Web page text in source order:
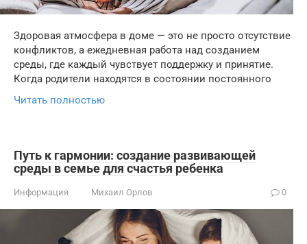
Здоровая атмосфера в доме — это не просто отсутствие
конфликтов, а ежедневная работа над созданием
среды, где каждый чувствует поддержку и принятие.
Когда родители находятся в состоянии постоянного
Читать полностью
Путь к гармонии: создание развивающей
среды в семье для счастья ребенка
Информация Михаил Орлов 0